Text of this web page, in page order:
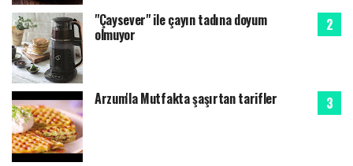
"Çaysever" ile çayın tadına doyum
olmuyor
Arzum'la Mutfakta şaşırtan tarifler